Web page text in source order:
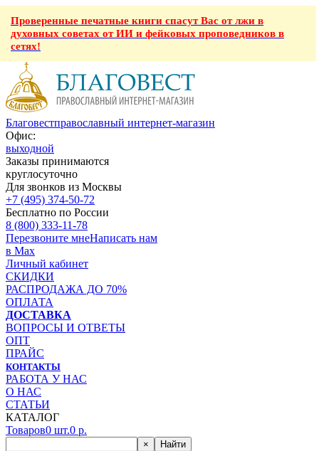
Проверенные печатные книги спасут Вас от лжи в
духовных советах от ИИ и фейковых проповедников в
сетях!
Благовестправославный интернет-магазин
Офис:
выходной
Заказы принимаются
круглосуточно
Для звонков из Москвы
+7 (495) 374-50-72
Бесплатно по России
8 (800) 333-11-78
Перезвоните мнеНаписать нам
в Max
Личный кабинет
СКИДКИ
РАСПРОДАЖА ДО 70%
ОПЛАТА
ДОСТАВКА
ВОПРОСЫ И ОТВЕТЫ
ОПТ
ПРАЙС
КОНТАКТЫ
РАБОТА У НАС
О НАС
СТАТЬИ
КАТАЛОГ
Товаров0 шт.0 р.
× Найти